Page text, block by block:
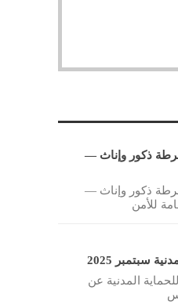
ذكور وإناث —
ذكور وإناث —
سبتمبر 2025
المدنية عن